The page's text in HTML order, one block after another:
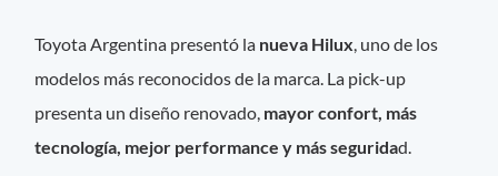
Toyota Argentina presentó la nueva Hilux , uno de los
modelos más reconocidos de la marca. La pick-up
presenta un diseño renovado, mayor confort, más
tecnología, mejor performance y más seguridad.